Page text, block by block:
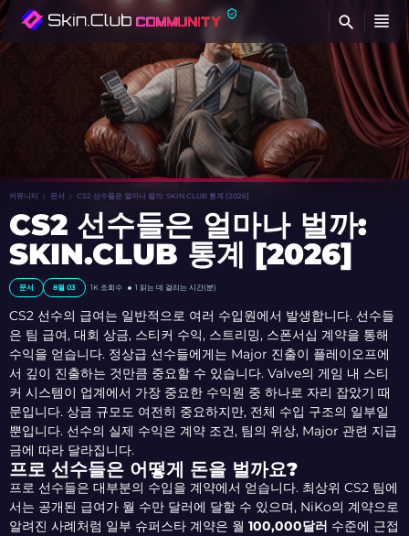
커뮤니티 문서 CS2 선수들은 얼마나 벌까: SKIN.CLUB 통계 [2026]
CS2 선수들은 얼마나 벌까:
SKIN.CLUB 통계 [2026]
문서 8월 03 1K 조회수 1 읽는 데 걸리는 시간(분)
CS2 선수의 급여는 일반적으로 여러 수입원에서 발생합니다. 선수들
은 팀 급여, 대회 상금, 스티커 수익, 스트리밍, 스폰서십 계약을 통해
수익을 얻습니다. 정상급 선수들에게는 Major 진출이 플레이오프에
서 깊이 진출하는 것만큼 중요할 수 있습니다. Valve의 게임 내 스티
커 시스템이 업계에서 가장 중요한 수익원 중 하나로 자리 잡았기 때
문입니다. 상금 규모도 여전히 중요하지만, 전체 수입 구조의 일부일
뿐입니다. 선수의 실제 수익은 계약 조건, 팀의 위상, Major 관련 지급
금에 따라 달라집니다.
프로 선수들은 어떻게 돈을 벌까요?
프로 선수들은 대부분의 수입을 계약에서 얻습니다. 최상위 CS2 팀에
서는 공개된 급여가 월 수만 달러에 달할 수 있으며, NiKo의 계약으로
알려진 사례처럼 일부 슈퍼스타 계약은 월 100,000달러 수준에 근접